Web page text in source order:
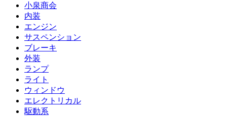
小泉商会
内装
エンジン
サスペンション
ブレーキ
外装
ランプ
ライト
ウィンドウ
エレクトリカル
駆動系